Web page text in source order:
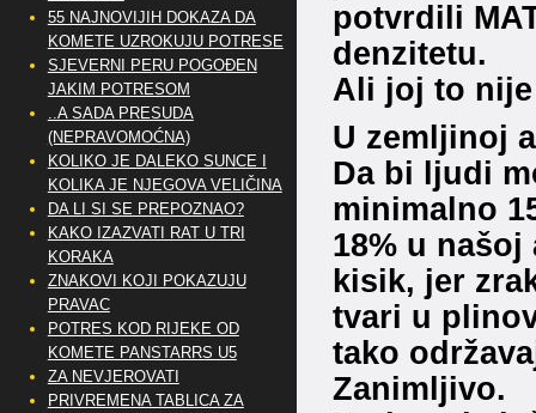
potvrdili
denzitetu.
Ali joj to
U zemljinoj
Da bi ljudi
minimalno
18% u
kisik, jer
tvari u
tako
Zanimljivo.
55 NAJNOVIJIH DOKAZA DA
KOMETE UZROKUJU POTRESE
SJEVERNI PERU POGOĐEN
JAKIM POTRESOM
..A SADA PRESUDA
(NEPRAVOMOĆNA)
KOLIKO JE DALEKO SUNCE I
KOLIKA JE NJEGOVA VELIČINA
DA LI SI SE PREPOZNAO?
KAKO IZAZVATI RAT U TRI
KORAKA
ZNAKOVI KOJI POKAZUJU
PRAVAC
POTRES KOD RIJEKE OD
KOMETE PANSTARRS U5
ZA NEVJEROVATI
PRIVREMENA TABLICA ZA